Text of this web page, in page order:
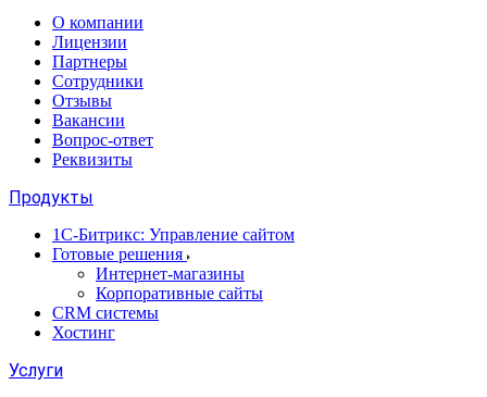
О компании
Лицензии
Партнеры
Сотрудники
Отзывы
Вакансии
Вопрос-ответ
Реквизиты
Продукты
1С-Битрикс: Управление сайтом
Готовые решения
Интернет-магазины
Корпоративные сайты
CRM системы
Хостинг
Услуги